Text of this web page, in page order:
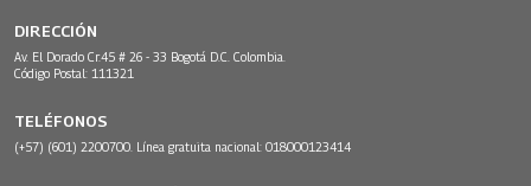
DIRECCIÓN
Av. El Dorado Cr.45 # 26 - 33 Bogotá D.C. Colombia.
Código Postal: 111321
TELÉFONOS
(+57) (601) 2200700. Línea gratuita nacional: 018000123414